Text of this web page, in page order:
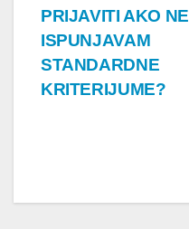
navigation
PRIJAVITI AKO NE
ISPUNJAVAM
STANDARDNE
KRITERIJUME?